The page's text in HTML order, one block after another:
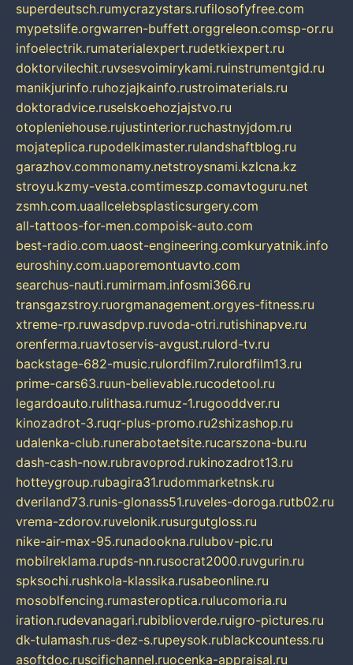
superdeutsch.rumycrazystars.rufilosofyfree.com
mypetslife.orgwarren-buffett.orggreleon.comsp-or.ru
infoelectrik.rumaterialexpert.rudetkiexpert.ru
doktorvilechit.ruvsesvoimirykami.ruinstrumentgid.ru
manikjurinfo.ruhozjajkainfo.rustroimaterials.ru
doktoradvice.ruselskoehozjajstvo.ru
otopleniehouse.rujustinterior.ruchastnyjdom.ru
mojateplica.rupodelkimaster.rulandshaftblog.ru
garazhov.commonamy.netstroysnami.kzlcna.kz
stroyu.kzmy-vesta.comtimeszp.comavtoguru.net
zsmh.com.uaallcelebsplasticsurgery.com
all-tattoos-for-men.compoisk-auto.com
best-radio.com.uaost-engineering.comkuryatnik.info
euroshiny.com.uaporemontuavto.com
searchus-nauti.rumirmam.infosmi366.ru
transgazstroy.ruorgmanagement.orgyes-fitness.ru
xtreme-rp.ruwasdpvp.ruvoda-otri.rutishinapve.ru
orenferma.ruavtoservis-avgust.rulord-tv.ru
backstage-682-music.rulordfilm7.rulordfilm13.ru
prime-cars63.ruun-believable.rucodetool.ru
legardoauto.rulithasa.rumuz-1.rugooddver.ru
kinozadrot-3.ruqr-plus-promo.ru2shizashop.ru
udalenka-club.runerabotaetsite.rucarszona-bu.ru
dash-cash-now.rubravoprod.rukinozadrot13.ru
hotteygroup.rubagira31.rudommarketnsk.ru
dveriland73.runis-glonass51.ruveles-doroga.rutb02.ru
vrema-zdorov.ruvelonik.rusurgutgloss.ru
nike-air-max-95.runadookna.rulubov-pic.ru
mobilreklama.rupds-nn.rusocrat2000.ruvgurin.ru
spksochi.rushkola-klassika.rusabeonline.ru
mosoblfencing.rumasteroptica.rulucomoria.ru
iration.rudevanagari.rubiblioverde.ruigro-pictures.ru
dk-tulamash.rus-dez-s.rupeysok.rublackcountess.ru
asoftdoc.ruscifichannel.ruocenka-appraisal.ru